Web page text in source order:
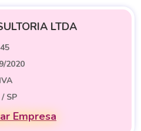
LTDA
2020
SP
Empresa